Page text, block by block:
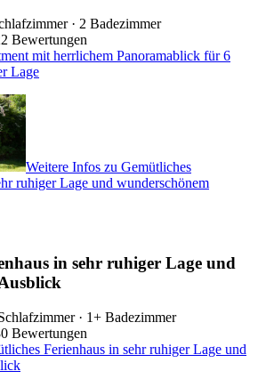
· 2 Badezimmer
Bewertungen
mit herrlichem Panoramablick für 6
Lage
Weitere Infos zu Gemütliches
ruhiger Lage und wunderschönem
in sehr ruhiger Lage und
· 1+ Badezimmer
Bewertungen
Ferienhaus in sehr ruhiger Lage und